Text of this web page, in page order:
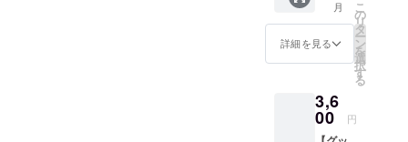
ンしたT
シャツ
を提供
しま
す。 ・
展開：
S, M,
L,XL ・
月
詳細を見る
こ
の
リ
タ
ー
ン
を
選
択
す
る
3,6
00 円